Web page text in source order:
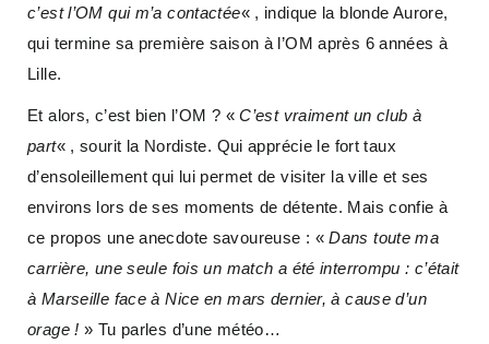
c’est l’OM qui m’a contactée« , indique la blonde Aurore,
qui termine sa première saison à l’OM après 6 années à
Lille.
Et alors, c’est bien l’OM ? «C’est vraiment un club à
part« , sourit la Nordiste. Qui apprécie le fort taux
d’ensoleillement qui lui permet de visiter la ville et ses
environs lors de ses moments de détente. Mais confie à
ce propos une anecdote savoureuse : «Dans toute ma
carrière, une seule fois un match a été interrompu : c’était
à Marseille face à Nice en mars dernier, à cause d’un
orage ! » Tu parles d’une météo…